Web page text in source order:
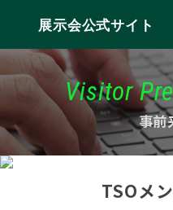
展示会公式サイト
Visitor
事前
TSOメ